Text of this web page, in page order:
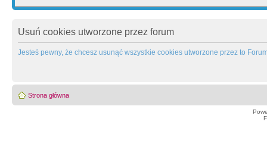
Usuń cookies utworzone przez forum
Jesteś pewny, że chcesz usunąć wszystkie cookies utworzone przez to
Strona główna